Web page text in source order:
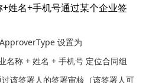
姓名+手机号通过某个企业签
设置为
名称 + 姓名 + 手机号 定位合同组
该签署人的签署审核（该签署人可